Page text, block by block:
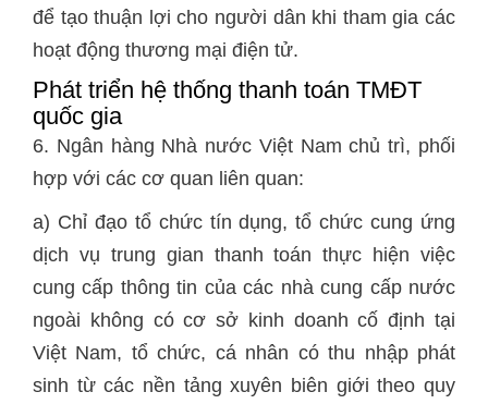
để tạo thuận lợi cho người dân khi tham gia các
hoạt động thương mại điện tử.
Phát triển hệ thống thanh toán TMĐT
quốc gia
6. Ngân hàng Nhà nước Việt Nam chủ trì, phối
hợp với các cơ quan liên quan:
a) Chỉ đạo tổ chức tín dụng, tổ chức cung ứng
dịch vụ trung gian thanh toán thực hiện việc
cung cấp thông tin của các nhà cung cấp nước
ngoài không có cơ sở kinh doanh cố định tại
Việt Nam, tổ chức, cá nhân có thu nhập phát
sinh từ các nền tảng xuyên biên giới theo quy